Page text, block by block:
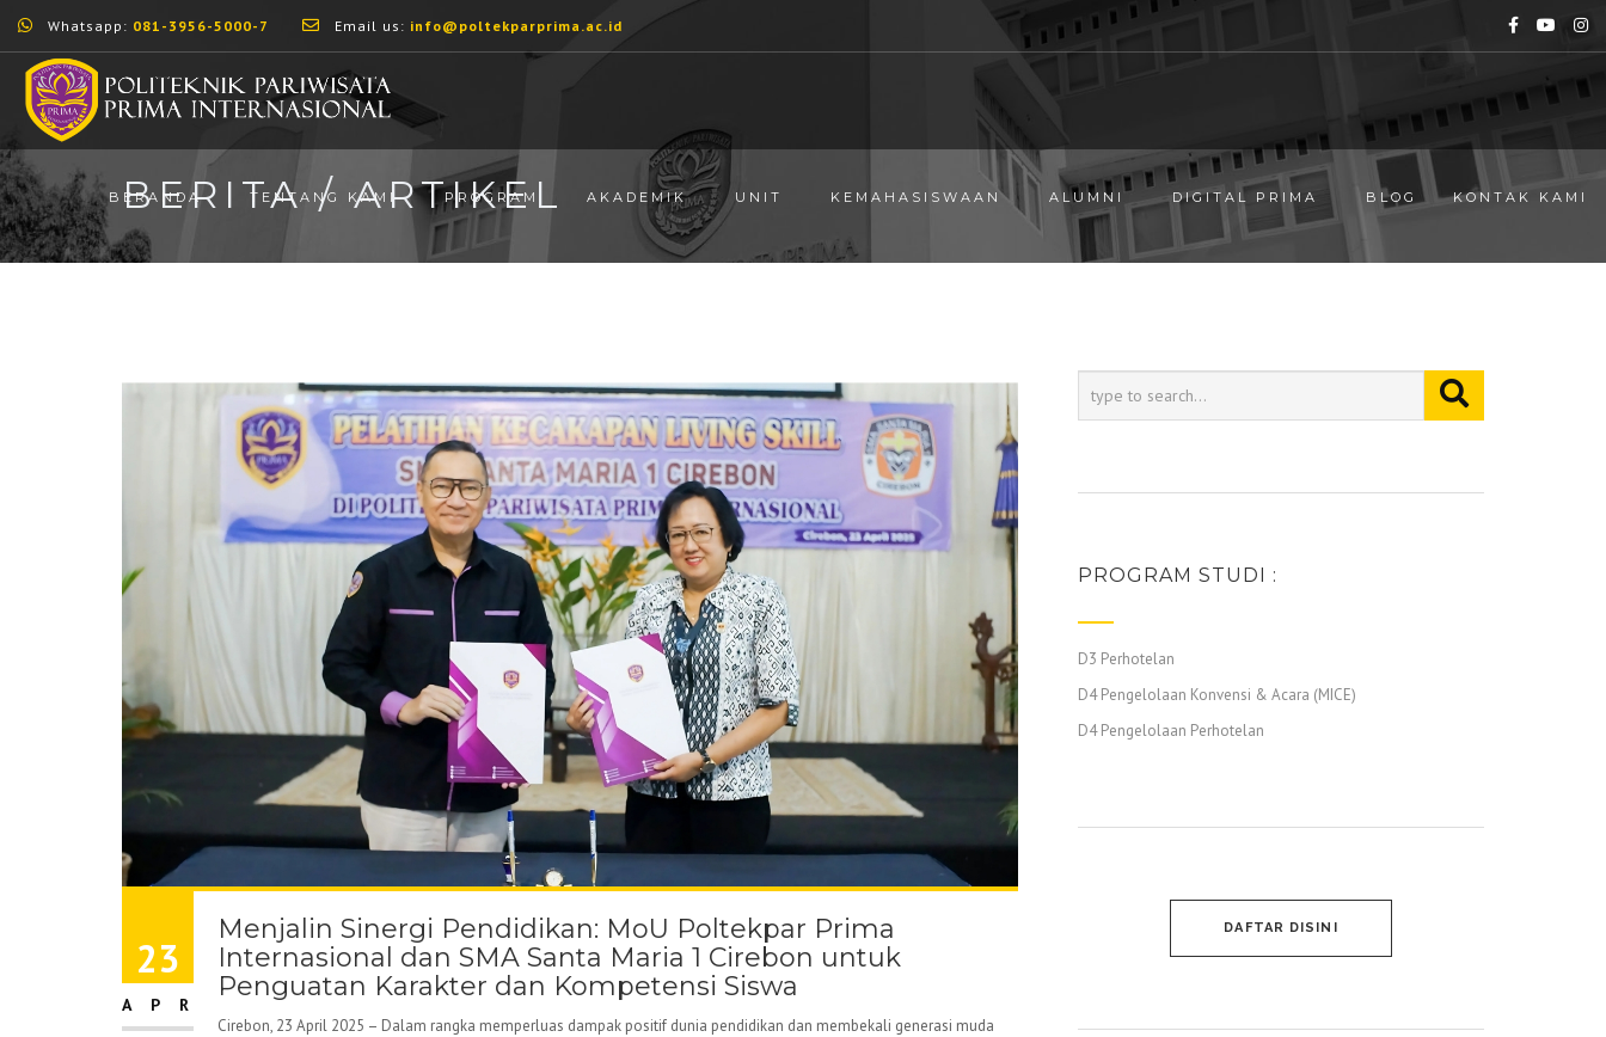
Whatsapp: 081-3956-5000-7 Email us: info@poltekparprima.ac.id
BERANDA TENTANG KAMI PROGRAM AKADEMIK UNIT KEMAHASISWAAN ALUMNI DIGITAL PRIMA BLOG KONTAK KAMI
BERITA / ARTIKEL
23
APR
Menjalin Sinergi Pendidikan: MoU Poltekpar Prima
Internasional dan SMA Santa Maria 1 Cirebon untuk
Penguatan Karakter dan Kompetensi Siswa
Cirebon, 23 April 2025 – Dalam rangka memperluas dampak positif dunia pendidikan dan membekali generasi muda
PROGRAM STUDI :
D3 Perhotelan
D4 Pengelolaan Konvensi & Acara (MICE)
D4 Pengelolaan Perhotelan
DAFTAR DISINI